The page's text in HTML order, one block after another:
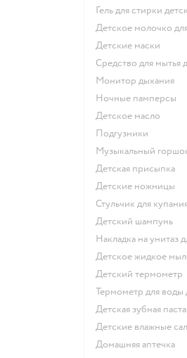
гель для стирки
детское молочко
детские маски
средство для
монитор дыхания
ночные памперсы
детское масло
подгузники
музыкальный
детская присыпка
детские ножницы
стульчик для
детский шампунь
накладка на унитаз
детское жидкое
детский термометр
термометр для воды
детская зубная
детские влажные
домашняя аптечка